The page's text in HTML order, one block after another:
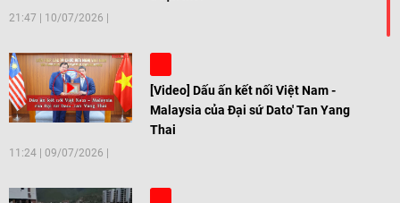
21:47 10/07/2026
[Video] Dấu ấn kết nối Việt Nam -
Malaysia của Đại sứ Dato' Tan Yang
Thai
11:24 09/07/2026